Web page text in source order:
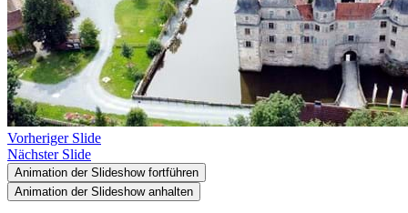
Vorheriger Slide
Nächster Slide
Animation der Slideshow fortführen
Animation der Slideshow anhalten